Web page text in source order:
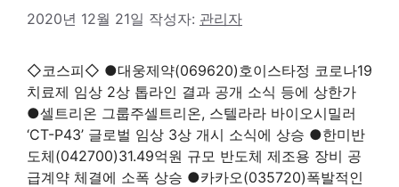
2020년 12월 21일 작성자: 관리자
◇코스피◇ ●대웅제약(069620)호이스타정 코로나19
치료제 임상 2상 톱라인 결과 공개 소식 등에 상한가
●셀트리온 그룹주셀트리온, 스텔라라 바이오시밀러
‘CT-P43’ 글로벌 임상 3상 개시 소식에 상승 ●한미반
도체(042700)31.49억원 규모 반도체 제조용 장비 공
급계약 체결에 소폭 상승 ●카카오(035720)폭발적인